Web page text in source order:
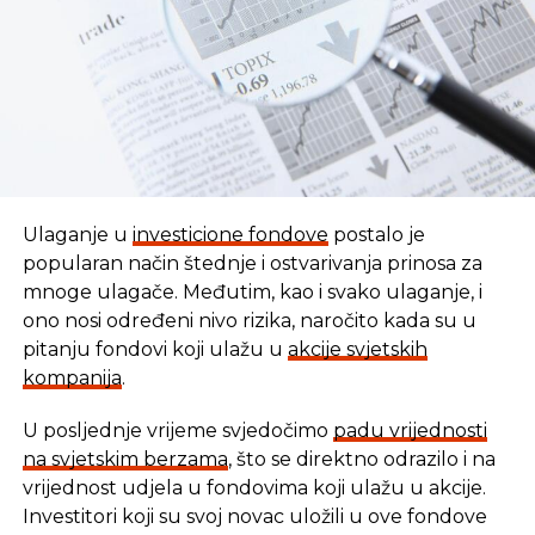
U vremenu kada tradicionalni oblici štednje nude
sve skromnije prinose, ovaj Fond se nameće kao
moderna alternativa svima koji žele da njihov novac
radi za njih, i da pritom podrže razvoj domaće
Ulaganje u investicione fondove postalo je
popularan način štednje i ostvarivanja prinosa za
mnoge ulagače. Međutim, kao i svako ulaganje, i
ono nosi određeni nivo rizika, naročito kada su u
pitanju fondovi koji ulažu u akcije svjetskih
kompanija.
U posljednje vrijeme svjedočimo padu vrijednosti
na svjetskim berzama, što se direktno odrazilo i na
vrijednost udjela u fondovima koji ulažu u akcije.
Investitori koji su svoj novac uložili u ove fondove